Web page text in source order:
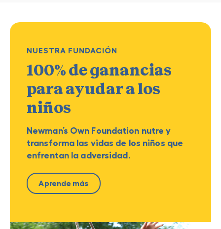
NUESTRA FUNDACIÓN
100% de ganancias
para ayudar a los
niños
Newman’s Own Foundation nutre y
transforma las vidas de los niños que
enfrentan la adversidad.
Aprende más